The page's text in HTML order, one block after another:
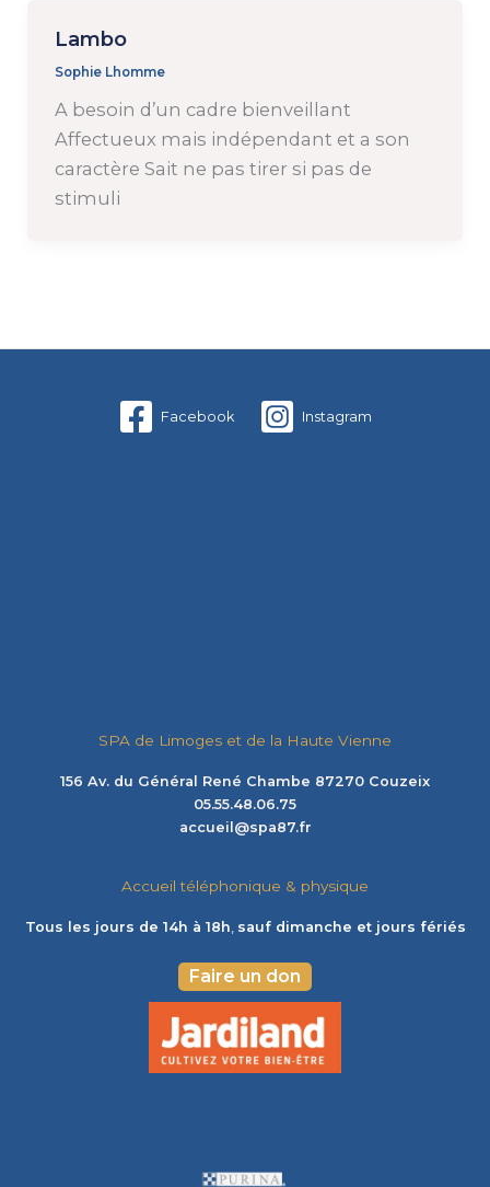
Lambo
Sophie Lhomme
A besoin d’un cadre bienveillant
Affectueux mais indépendant et a son
caractère Sait ne pas tirer si pas de
stimuli
Facebook Instagram
SPA de Limoges et de la Haute Vienne
156 Av. du Général René Chambe 87270 Couzeix
05.55.48.06.75
accueil@spa87.fr
Accueil téléphonique & physique
Tous les jours de 14h à 18h, sauf dimanche et jours fériés
Faire un don